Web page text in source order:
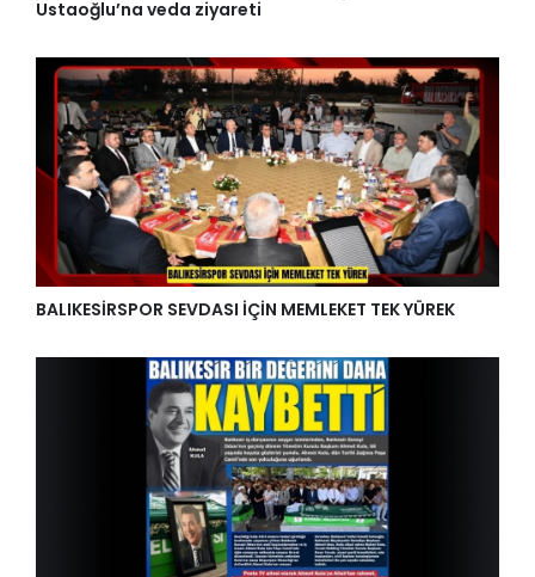
Ustaoğlu’na veda ziyareti
BALIKESİRSPOR SEVDASI İÇİN MEMLEKET TEK YÜREK